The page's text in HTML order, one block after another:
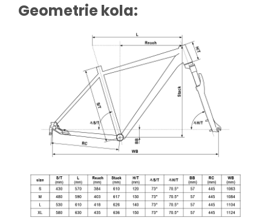
Geometrie kola: